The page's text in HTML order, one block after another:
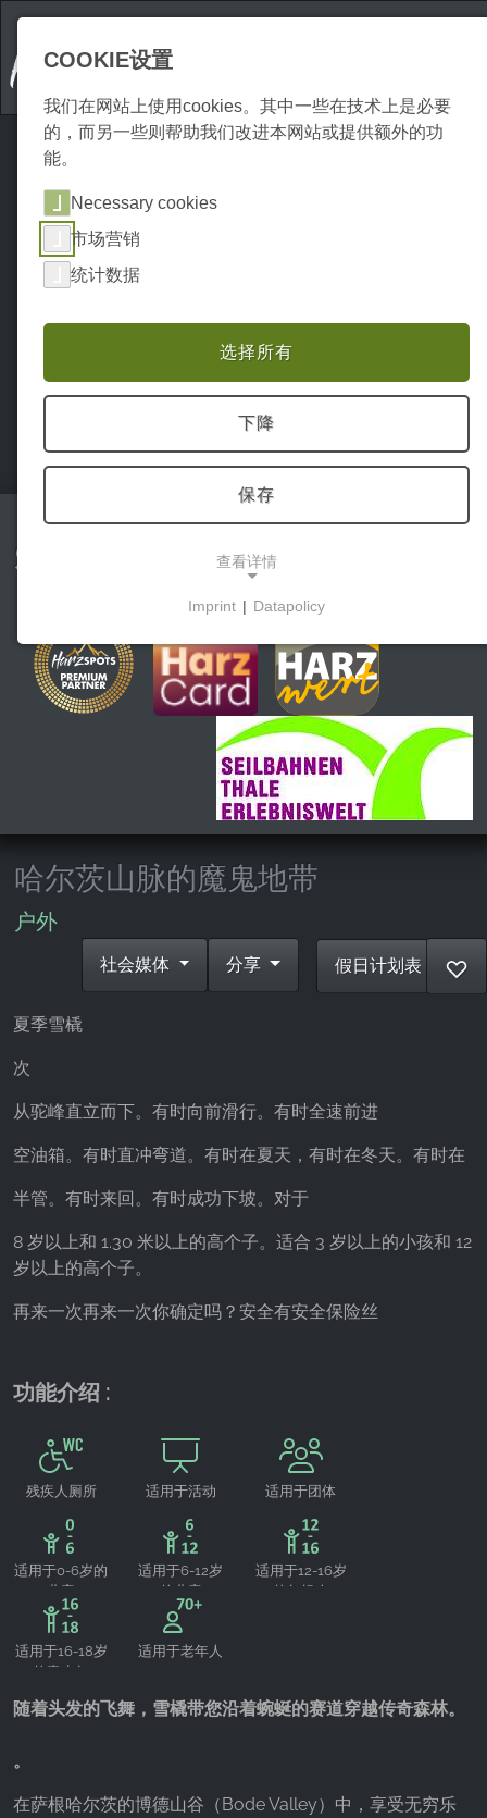
Home Attraktionen 户外 P0150AH00723
Sommerrodelbahn Harzbob
哈尔茨山脉的魔鬼地带
户外
假日计划表 ♡
分享
社会媒体
夏季雪橇
次
从驼峰直立而下。有时向前滑行。有时全速前进
空油箱。有时直冲弯道。有时在夏天，有时在冬天。有时在
半管。有时来回。有时成功下坡。对于
8 岁以上和 1.30 米以上的高个子。适合 3 岁以上的小孩和 12
岁以上的高个子。
再来一次再来一次你确定吗？安全有安全保险丝
功能介绍 :
残疾人厕所 适用于活动 适用于团体
适用于0-6岁的
儿童
适用于6-12岁
的儿童
适用于12-16岁
的年轻人
适用于16-18岁
的青少年
适用于老年人
随着头发的飞舞，雪橇带您沿着蜿蜒的赛道穿越传奇森林。
。
在萨根哈尔茨的博德山谷（Bode Valley）中，享受无穷乐
COOKIE设置
我们在网站上使用cookies。其中一些在技术上是必要
的，而另一些则帮助我们改进本网站或提供额外的功
能。
Necessary cookies
市场营销
统计数据
选择所有
下降
保存
查看详情
这些cookies能够实现基本功能，是使用网站所必需
的。
营销cookies被第三方用来显示个性化的广告。它们
通过跟踪各网站的访问者来实现这一目的。
Facebook Pixel
_fbp, fr, _fbq, fbq
Facebook Ireland Ltd.
3个月 - 1年
统计数据
统计Cookies以匿名方式收集信息。这些信息有助
Name:
Provider:
收集关于网站使用的统计数据
Cookie duration:
Imprint | Datapolicy